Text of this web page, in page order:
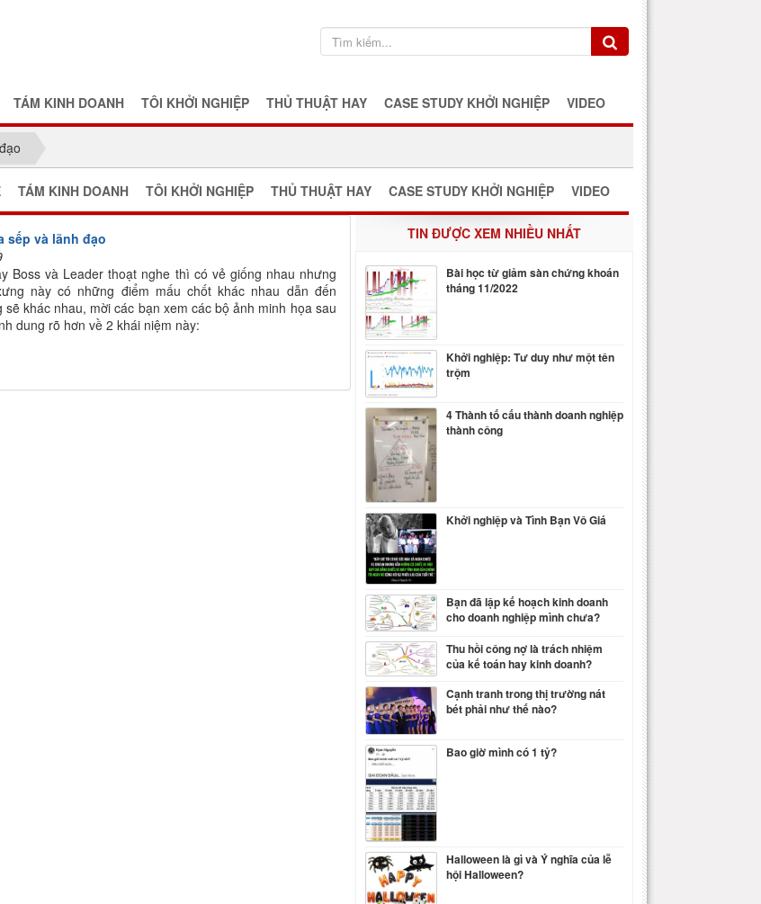
TÁM KINH DOANH TÔI KHỞI NGHIỆP THỦ THUẬT HAY CASE STUDY KHỞI NGHIỆP VIDEO
TÁM KINH DOANH TÔI KHỞI NGHIỆP THỦ THUẬT HAY CASE STUDY KHỞI NGHIỆP VIDEO
sếp và lãnh đạo
Boss và Leader thoạt nghe thì có vẻ giống nhau nhưng
này có những điểm mấu chốt khác nhau dẫn đến
sẽ khác nhau, mời các bạn xem các bộ ảnh minh họa sau
dung rõ hơn về 2 khái niệm này:
TIN ĐƯỢC XEM NHIỀU NHẤT
Bài học từ giảm sàn chứng khoán
tháng 11/2022
Khởi nghiệp: Tư duy như một tên
trộm
4 Thành tố cấu thành doanh nghiệp
thành công
Khởi nghiệp và Tình Bạn Vô Giá
Bạn đã lập kế hoạch kinh doanh
cho doanh nghiệp mình chưa?
Thu hồi công nợ là trách nhiệm
của kế toán hay kinh doanh?
Cạnh tranh trong thị trường nát
bét phải như thế nào?
Bao giờ mình có 1 tỷ?
Halloween là gì và Ý nghĩa của lễ
hội Halloween?